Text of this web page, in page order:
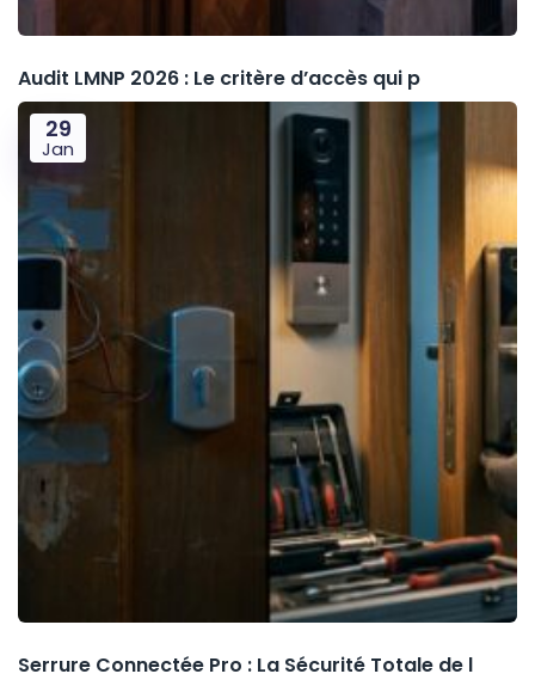
Audit LMNP 2026 : Le critère d’accès qui p
29
Jan
Serrure Connectée Pro : La Sécurité Totale de l